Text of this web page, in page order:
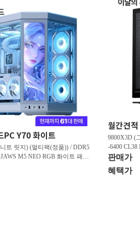
PC Y70 화이트
트 릿지) (멀티팩(정품)) / DDR5
M5 NEO RGB 화이트 패키
/ B850M AORUS ELITE WIFI6
/ 지포스 RTX 5080 AERO OC S
9800X3D (
-6400 CL38
스
/ 라데온
0 M.2
판매가
혜택가